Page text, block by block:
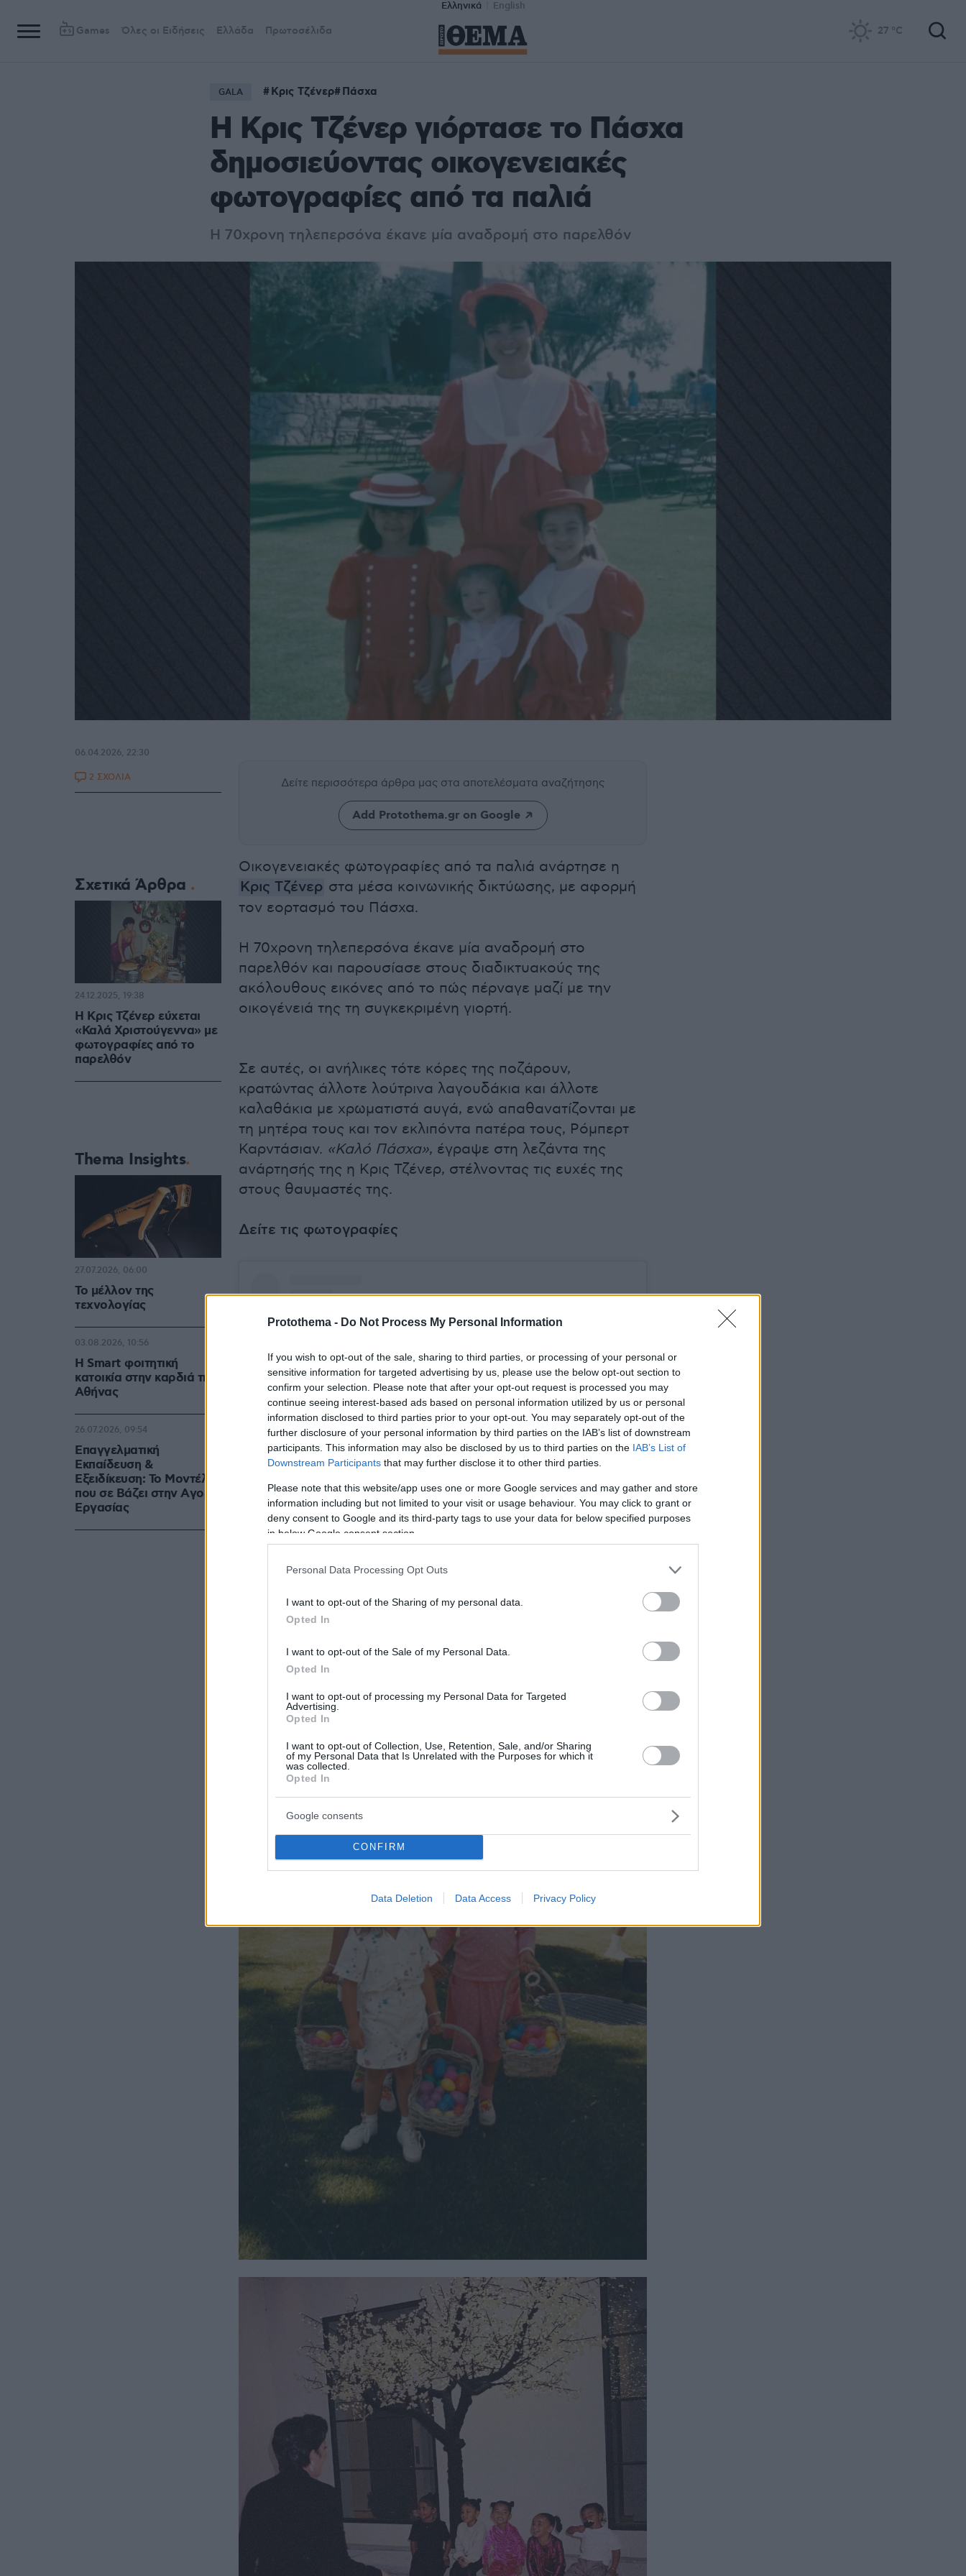
Protothema - Do Not Process My Personal Information
If you wish to opt-out of the sale, sharing to third parties, or processing of your personal or
sensitive information for targeted advertising by us, please use the below opt-out section to
confirm your selection. Please note that after your opt-out request is processed you may
continue seeing interest-based ads based on personal information utilized by us or personal
information disclosed to third parties prior to your opt-out. You may separately opt-out of the
further disclosure of your personal information by third parties on the IAB’s list of downstream
participants. This information may also be disclosed by us to third parties on the IAB’s List of
Downstream Participants that may further disclose it to other third parties.
Please note that this website/app uses one or more Google services and may gather and store
information including but not limited to your visit or usage behaviour. You may click to grant or
deny consent to Google and its third-party tags to use your data for below specified purposes
in below Google consent section.
Personal Data Processing Opt Outs
I want to opt-out of the Sharing of my personal data.
Opted In
I want to opt-out of the Sale of my Personal Data.
Opted In
I want to opt-out of processing my Personal Data for Targeted
Advertising.
Opted In
I want to opt-out of Collection, Use, Retention, Sale, and/or Sharing
of my Personal Data that Is Unrelated with the Purposes for which it
was collected.
Opted In
Google consents
CONFIRM
Data Deletion Data Access Privacy Policy
Ελληνικά English
Games Όλες οι Ειδήσεις Ελλάδα Πρωτοσέλιδα 27 °C
GALA Κρις Τζένερ Πάσχα
Η Κρις Τζένερ γιόρτασε το Πάσχα
δημοσιεύοντας οικογενειακές
φωτογραφίες από τα παλιά
Η 70χρονη τηλεπερσόνα έκανε μία αναδρομή στο παρελθόν
Δείτε περισσότερα άρθρα μας στα αποτελέσματα αναζήτησης
Add Protothema.gr on Google
Οικογενειακές φωτογραφίες από τα παλιά ανάρτησε η
Κρις Τζένερ στα μέσα κοινωνικής δικτύωσης, με αφορμή
τον εορτασμό του Πάσχα.
Η 70χρονη τηλεπερσόνα έκανε μία αναδρομή στο
παρελθόν και παρουσίασε στους διαδικτυακούς της
ακόλουθους εικόνες από το πώς πέρναγε μαζί με την
οικογένειά της τη συγκεκριμένη γιορτή.
Σε αυτές, οι ανήλικες τότε κόρες της ποζάρουν,
κρατώντας άλλοτε λούτρινα λαγουδάκια και άλλοτε
καλαθάκια με χρωματιστά αυγά, ενώ απαθανατίζονται με
τη μητέρα τους και τον εκλιπόντα πατέρα τους, Ρόμπερτ
Καρντάσιαν. «Καλό Πάσχα», έγραψε στη λεζάντα της
ανάρτησής της η Κρις Τζένερ, στέλνοντας τις ευχές της
στους θαυμαστές της.
Δείτε τις φωτογραφίες
View this post on Instagram
06.04.2026, 22:30
2 ΣΧΟΛΙΑ
Σχετικά Άρθρα
Η Κρις Τζένερ εύχεται
«Καλά Χριστούγεννα» με
φωτογραφίες από το
παρελθόν
24.12.2025, 19:38
Thema Insights
Το μέλλον της
τεχνολογίας
27.07.2026, 06:00
Η Smart φοιτητική
κατοικία στην καρδιά της
Αθήνας
03.08.2026, 10:56
Επαγγελματική
Εκπαίδευση &
Εξειδίκευση: Το Mοντέλο
που σε Bάζει στην Aγορά
Eργασίας
26.07.2026, 09:54